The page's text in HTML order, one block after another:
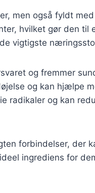
men også fyldt
hvilket gør den til
vigtigste
og fremmer
og kan hjælpe
radikaler og kan
forbindelser, der
ingrediens for